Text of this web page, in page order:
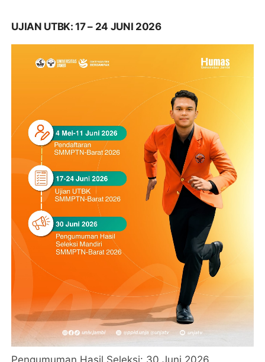
UJIAN UTBK: 17 – 24 JUNI 2026
Pengumuman Hasil Seleksi: 30 Juni 2026